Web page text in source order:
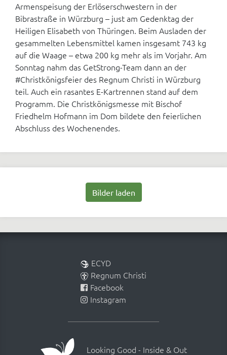
Armenspeisung der Erlöserschwestern in der
Bibrastraße in Würzburg – just am Gedenktag der
Heiligen Elisabeth von Thüringen. Beim Ausladen der
gesammelten Lebensmittel kamen insgesamt 743 kg
auf die Waage – etwa 200 kg mehr als im Vorjahr. Am
Sonntag nahm das GetStrong-Team dann an der
#Christkönigsfeier des Regnum Christi in Würzburg
teil. Auch ein rasantes E-Kartrennen stand auf dem
Programm. Die Christkönigsmesse mit Bischof
Friedhelm Hofmann im Dom bildete den feierlichen
Abschluss des Wochenendes.
Bilder laden
ECYD
Regnum Christi
Facebook
Instagram
Looking Good - Inside & Out